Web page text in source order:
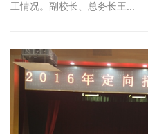
工情况。副校长、总务长王...